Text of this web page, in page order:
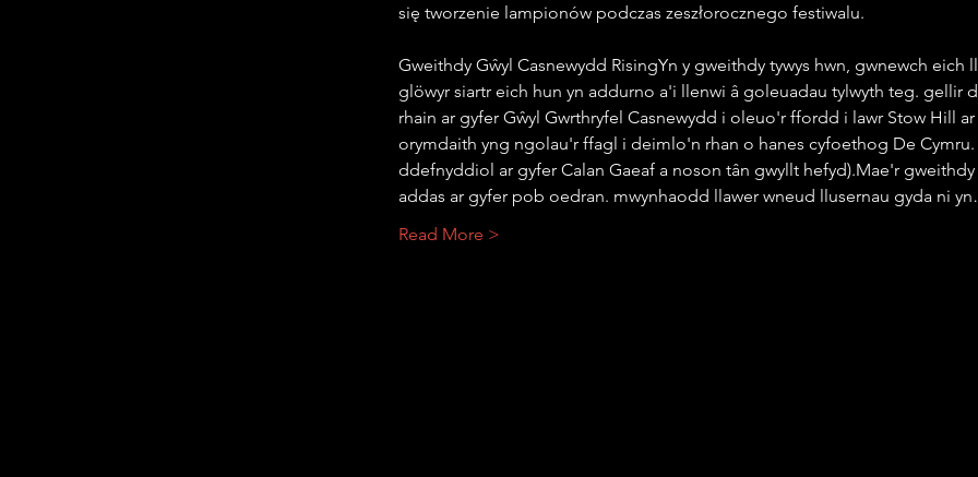
się tworzenie lampionów podczas zeszłorocznego festiwalu.
Gweithdy Gŵyl Casnewydd RisingYn y gweithdy tywys hwn, gwnewch eich
glöwyr siartr eich hun yn addurno a'i llenwi â goleuadau tylwyth teg. gellir
rhain ar gyfer Gŵyl Gwrthryfel Casnewydd i oleuo'r ffordd i lawr Stow Hill
orymdaith yng ngolau'r ffagl i deimlo'n rhan o hanes cyfoethog De
ddefnyddiol ar gyfer Calan Gaeaf a noson tân gwyllt hefyd).Mae'r
addas ar gyfer pob oedran. mwynhaodd llawer wneud llusernau gyda ni
Read More >